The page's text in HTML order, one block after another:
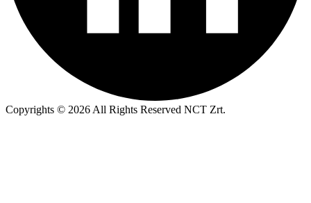
Copyrights © 2026 All Rights Reserved NCT Zrt.